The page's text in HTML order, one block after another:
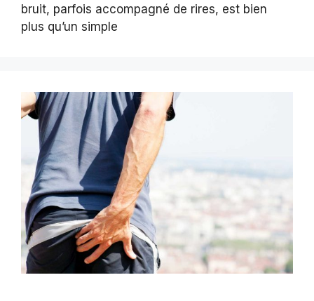
bruit, parfois accompagné de rires, est bien
plus qu’un simple